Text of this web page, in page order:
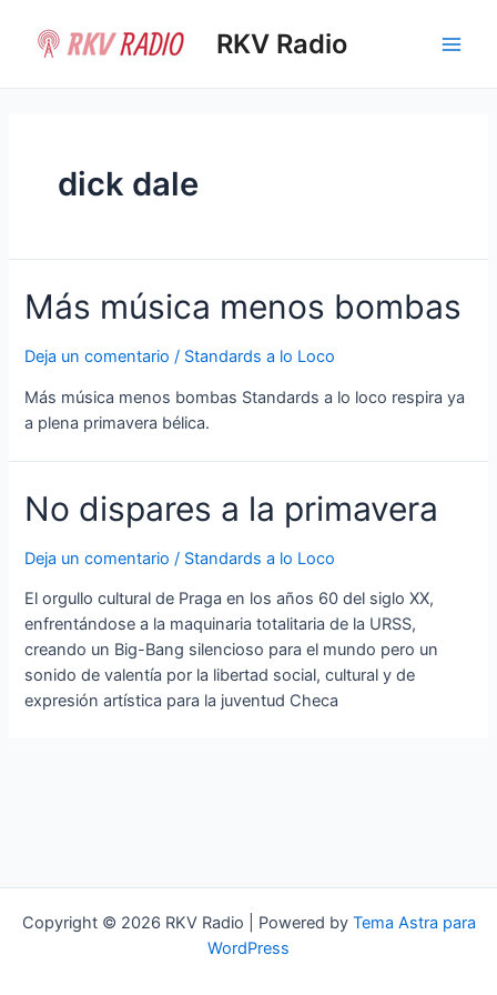
contenido
RKV Radio
dick dale
Más música menos bombas
Deja un comentario / Standards a lo Loco
Más música menos bombas Standards a lo loco respira ya
a plena primavera bélica.
No dispares a la primavera
Deja un comentario / Standards a lo Loco
El orgullo cultural de Praga en los años 60 del siglo XX,
enfrentándose a la maquinaria totalitaria de la URSS,
creando un Big-Bang silencioso para el mundo pero un
sonido de valentía por la libertad social, cultural y de
expresión artística para la juventud Checa
Copyright © 2026 RKV Radio | Powered by Tema Astra para
WordPress